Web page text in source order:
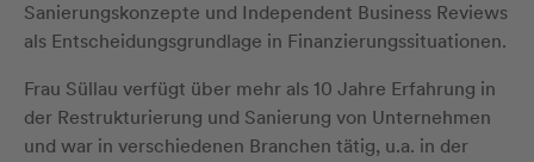
Sanierungskonzepte und Independent Business Reviews
als Entscheidungsgrundlage in Finanzierungssituationen.
Frau Süllau verfügt über mehr als 10 Jahre Erfahrung in
der Restrukturierung und Sanierung von Unternehmen
und war in verschiedenen Branchen tätig, u.a. in der